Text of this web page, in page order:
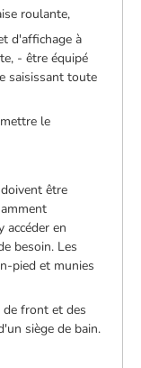
roulante,
d'affichage à
- être équipé
saisissant toute
le
être
accéder en
besoin. Les
pied et munies
de front et des
siège de bain.